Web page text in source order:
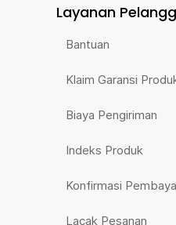
Layanan
Bantuan
Klaim Garansi
Biaya Pengiriman
Indeks Produk
Konfirmasi
Lacak Pesanan